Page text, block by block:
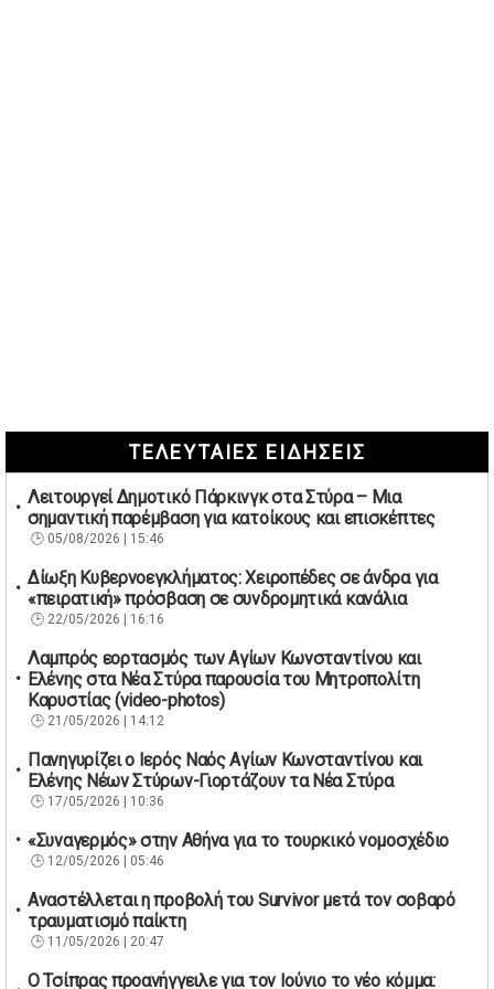
ΤΕΛΕΥΤΑΙΕΣ ΕΙΔΗΣΕΙΣ
Λειτουργεί Δημοτικό Πάρκινγκ στα Στύρα – Μια
σημαντική παρέμβαση για κατοίκους και επισκέπτες
05/08/2026 | 15:46
Δίωξη Κυβερνοεγκλήματος: Χειροπέδες σε άνδρα για
«πειρατική» πρόσβαση σε συνδρομητικά κανάλια
22/05/2026 | 16:16
Λαμπρός εορτασμός των Αγίων Κωνσταντίνου και
Ελένης στα Νέα Στύρα παρουσία του Μητροπολίτη
Καρυστίας (video-photos)
21/05/2026 | 14:12
Πανηγυρίζει ο Ιερός Ναός Αγίων Κωνσταντίνου και
Ελένης Νέων Στύρων-Γιορτάζουν τα Νέα Στύρα
17/05/2026 | 10:36
«Συναγερμός» στην Αθήνα για το τουρκικό νομοσχέδιο
12/05/2026 | 05:46
Αναστέλλεται η προβολή του Survivor μετά τον σοβαρό
τραυματισμό παίκτη
11/05/2026 | 20:47
Ο Τσίπρας προανήγγειλε για τον Ιούνιο το νέο κόμμα: